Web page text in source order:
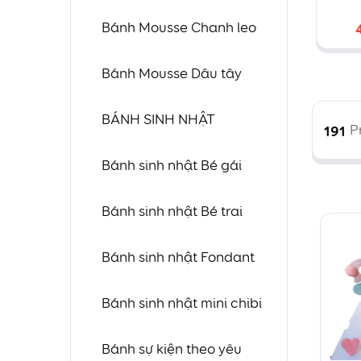
191
Bánh Mousse Chanh leo
Bánh Mousse Dâu tây
BÁNH SINH NHẬT
Bánh sinh nhật Bé gái
Bánh sinh nhật Bé trai
Bánh sinh nhật Fondant
Bánh sinh nhật mini chibi
Bánh sự kiện theo yêu